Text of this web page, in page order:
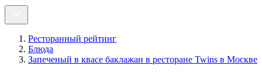
Ресторанный рейтинг
Блюда
Запеченый в квасе баклажан в ресторане Twins в Москве